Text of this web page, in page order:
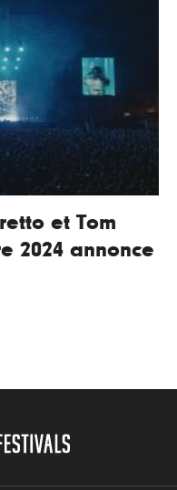
et Tom
2024 annonce